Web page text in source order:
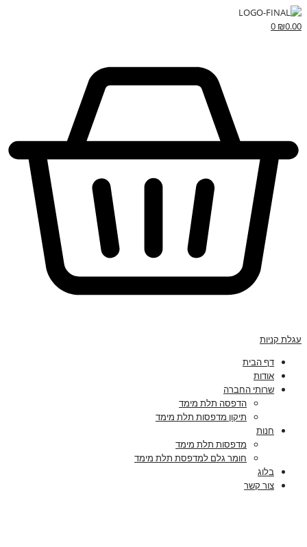
₪0.00
0
עגלת קניות
דף הבית
אודות
שרותי החברה
הדפסה תלת מימד
תיקון מדפסות תלת מימד
חנות
מדפסות תלת מימד
חומר גלם למדפסת תלת מימד
בלוג
צור קשר